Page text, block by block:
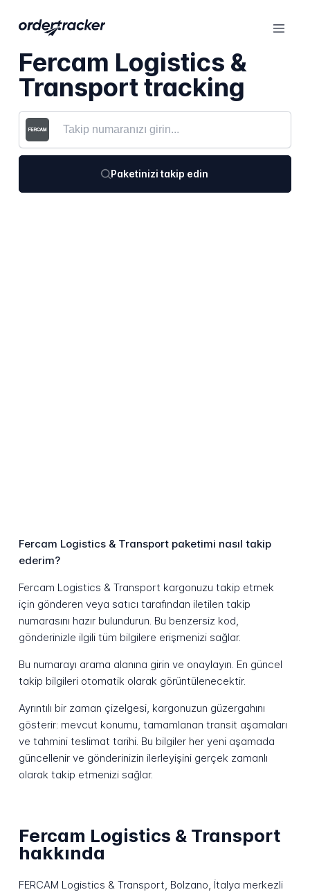
Fercam Logistics &
Transport tracking
Paketinizi takip edin
Fercam Logistics & Transport paketimi nasıl takip
ederim?
Fercam Logistics & Transport kargonuzu takip etmek
için gönderen veya satıcı tarafından iletilen takip
numarasını hazır bulundurun. Bu benzersiz kod,
gönderinizle ilgili tüm bilgilere erişmenizi sağlar.
Bu numarayı arama alanına girin ve onaylayın. En güncel
takip bilgileri otomatik olarak görüntülenecektir.
Ayrıntılı bir zaman çizelgesi, kargonuzun güzergahını
gösterir: mevcut konumu, tamamlanan transit aşamaları
ve tahmini teslimat tarihi. Bu bilgiler her yeni aşamada
güncellenir ve gönderinizin ilerleyişini gerçek zamanlı
olarak takip etmenizi sağlar.
Fercam Logistics & Transport
hakkında
FERCAM Logistics & Transport, Bolzano, İtalya merkezli